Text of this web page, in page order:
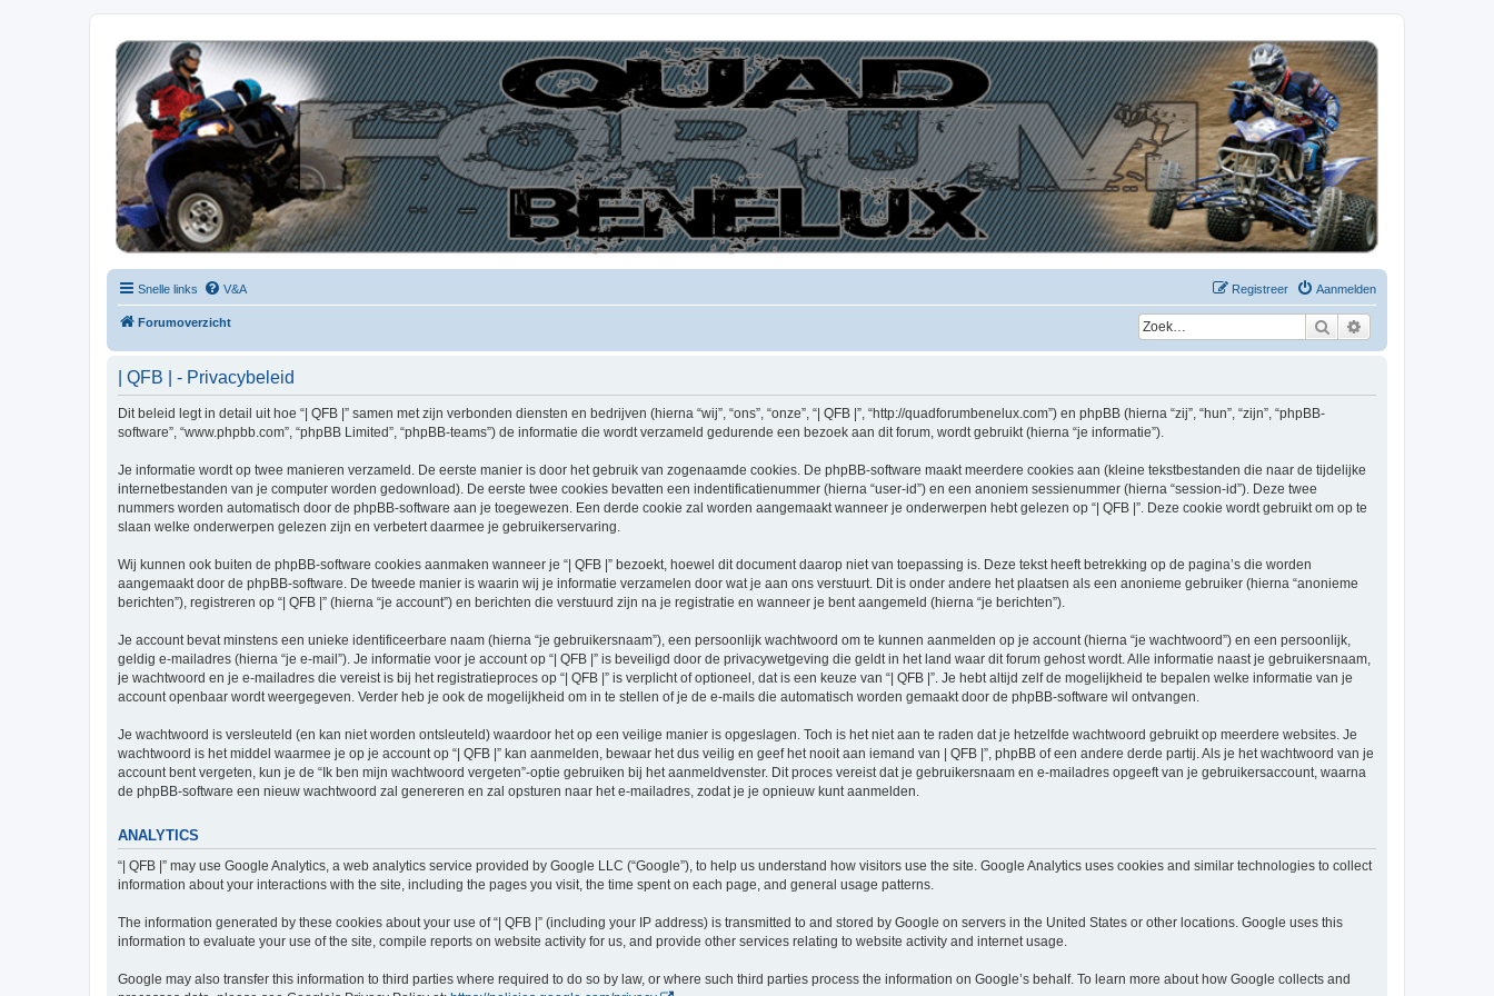
| QFB |
Hét quadforum van de Benelux
Snelle links V&A Aanmelden
Registreer
Forumoverzicht Zoek
| QFB | - Privacybeleid
Dit beleid legt in detail uit hoe “| QFB |” samen met zijn verbonden diensten en bedrijven (hierna “wij”, “ons”, “onze”, “| QFB |”, “http://quadforumbenelux.com”) en phpBB (hierna “zij”, “hun”, “zijn”, “phpBB-
software”, “www.phpbb.com”, “phpBB Limited”, “phpBB-teams”) de informatie die wordt verzameld gedurende een bezoek aan dit forum, wordt gebruikt (hierna “je informatie”).
Je informatie wordt op twee manieren verzameld. De eerste manier is door het gebruik van zogenaamde cookies. De phpBB-software maakt meerdere cookies aan (kleine tekstbestanden die naar de tijdelijke
internetbestanden van je computer worden gedownload). De eerste twee cookies bevatten een indentificatienummer (hierna “user-id”) en een anoniem sessienummer (hierna “session-id”). Deze twee
nummers worden automatisch door de phpBB-software aan je toegewezen. Een derde cookie zal worden aangemaakt wanneer je onderwerpen hebt gelezen op “| QFB |”. Deze cookie wordt gebruikt om op te
slaan welke onderwerpen gelezen zijn en verbetert daarmee je gebruikerservaring.
Wij kunnen ook buiten de phpBB-software cookies aanmaken wanneer je “| QFB |” bezoekt, hoewel dit document daarop niet van toepassing is. Deze tekst heeft betrekking op de pagina’s die worden
aangemaakt door de phpBB-software. De tweede manier is waarin wij je informatie verzamelen door wat je aan ons verstuurt. Dit is onder andere het plaatsen als een anonieme gebruiker (hierna “anonieme
berichten”), registreren op “| QFB |” (hierna “je account”) en berichten die verstuurd zijn na je registratie en wanneer je bent aangemeld (hierna “je berichten”).
Je account bevat minstens een unieke identificeerbare naam (hierna “je gebruikersnaam”), een persoonlijk wachtwoord om te kunnen aanmelden op je account (hierna “je wachtwoord”) en een persoonlijk,
geldig e-mailadres (hierna “je e-mail”). Je informatie voor je account op “| QFB |” is beveiligd door de privacywetgeving die geldt in het land waar dit forum gehost wordt. Alle informatie naast je gebruikersnaam,
je wachtwoord en je e-mailadres die vereist is bij het registratieproces op “| QFB |” is verplicht of optioneel, dat is een keuze van “| QFB |”. Je hebt altijd zelf de mogelijkheid te bepalen welke informatie van je
account openbaar wordt weergegeven. Verder heb je ook de mogelijkheid om in te stellen of je de e-mails die automatisch worden gemaakt door de phpBB-software wil ontvangen.
Je wachtwoord is versleuteld (en kan niet worden ontsleuteld) waardoor het op een veilige manier is opgeslagen. Toch is het niet aan te raden dat je hetzelfde wachtwoord gebruikt op meerdere websites. Je
wachtwoord is het middel waarmee je op je account op “| QFB |” kan aanmelden, bewaar het dus veilig en geef het nooit aan iemand van | QFB |”, phpBB of een andere derde partij. Als je het wachtwoord van je
account bent vergeten, kun je de “Ik ben mijn wachtwoord vergeten”-optie gebruiken bij het aanmeldvenster. Dit proces vereist dat je gebruikersnaam en e-mailadres opgeeft van je gebruikersaccount, waarna
de phpBB-software een nieuw wachtwoord zal genereren en zal opsturen naar het e-mailadres, zodat je je opnieuw kunt aanmelden.
ANALYTICS
“| QFB |” may use Google Analytics, a web analytics service provided by Google LLC (“Google”), to help us understand how visitors use the site. Google Analytics uses cookies and similar technologies to collect
information about your interactions with the site, including the pages you visit, the time spent on each page, and general usage patterns.
The information generated by these cookies about your use of “| QFB |” (including your IP address) is transmitted to and stored by Google on servers in the United States or other locations. Google uses this
information to evaluate your use of the site, compile reports on website activity for us, and provide other services relating to website activity and internet usage.
Google may also transfer this information to third parties where required to do so by law, or where such third parties process the information on Google’s behalf. To learn more about how Google collects and